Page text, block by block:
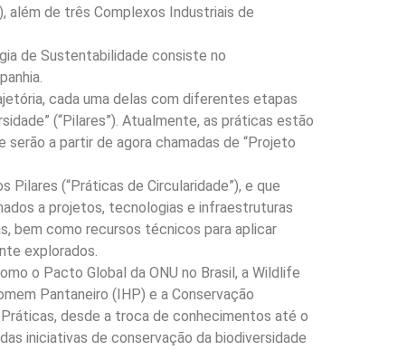
além de três Complexos Industriais de
de Sustentabilidade consiste no
cada uma delas com diferentes etapas
(“Pilares”). Atualmente, as práticas estão
a partir de agora chamadas de “Projeto
(“Práticas de Circularidade”), e que
a projetos, tecnologias e infraestruturas
bem como recursos técnicos para aplicar
explorados.
o Pacto Global da ONU no Brasil, a Wildlife
Pantaneiro (IHP) e a Conservação
desde a troca de conhecimentos até o
iniciativas de conservação da biodiversidade